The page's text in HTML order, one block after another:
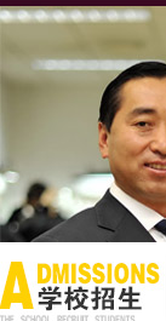
首页内页轮换图
null